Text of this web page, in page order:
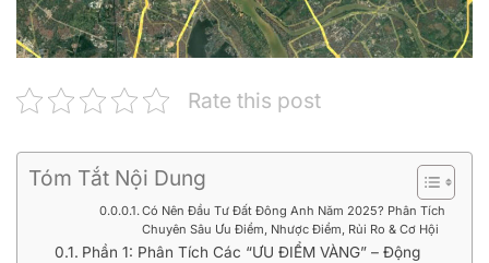
Rate this post
Tóm Tắt Nội Dung
Có Nên Đầu Tư Đất Đông Anh Năm 2025? Phân Tích
Chuyên Sâu Ưu Điểm, Nhược Điểm, Rủi Ro & Cơ Hội
Phần 1: Phân Tích Các “ƯU ĐIỂM VÀNG” – Động